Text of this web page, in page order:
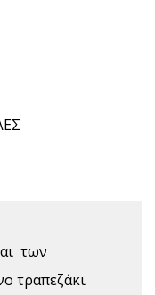
των
τραπεζάκι